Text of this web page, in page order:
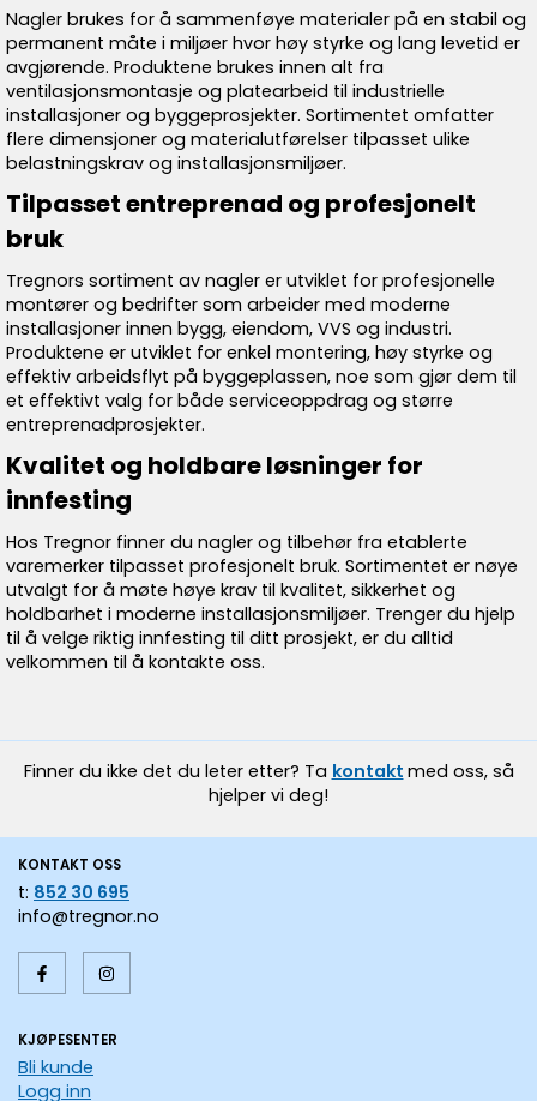
Nagler brukes for å sammenføye materialer på en stabil og
permanent måte i miljøer hvor høy styrke og lang levetid er
avgjørende. Produktene brukes innen alt fra
ventilasjonsmontasje og platearbeid til industrielle
installasjoner og byggeprosjekter. Sortimentet omfatter
flere dimensjoner og materialutførelser tilpasset ulike
belastningskrav og installasjonsmiljøer.
Tilpasset entreprenad og profesjonelt
bruk
Tregnors sortiment av nagler er utviklet for profesjonelle
montører og bedrifter som arbeider med moderne
installasjoner innen bygg, eiendom, VVS og industri.
Produktene er utviklet for enkel montering, høy styrke og
effektiv arbeidsflyt på byggeplassen, noe som gjør dem til
et effektivt valg for både serviceoppdrag og større
entreprenadprosjekter.
Kvalitet og holdbare løsninger for
innfesting
Hos Tregnor finner du nagler og tilbehør fra etablerte
varemerker tilpasset profesjonelt bruk. Sortimentet er nøye
utvalgt for å møte høye krav til kvalitet, sikkerhet og
holdbarhet i moderne installasjonsmiljøer. Trenger du hjelp
til å velge riktig innfesting til ditt prosjekt, er du alltid
velkommen til å kontakte oss.
Finner du ikke det du leter etter? Ta kontakt med oss, så
hjelper vi deg!
KONTAKT OSS
t: 852 30 695
info@tregnor.no
KJØPESENTER
Bli kunde
Logg inn